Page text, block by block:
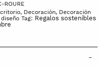
ROURE
, Decoración, Decoración
Tag: Regalos sostenibles